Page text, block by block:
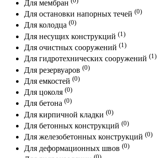
Для мембран
Для остановки напорных течей (0)
Для колодца (0)
Для несущих конструкций (1)
Для очистных сооружений (1)
Для гидротехнических сооружений (1)
Для резервуаров (0)
Для емкостей (0)
Для цоколя (0)
Для бетона (0)
Для кирпичной кладки (0)
Для бетонных конструкций (0)
Для железобетонных конструкций (0)
Для деформационных швов (0)